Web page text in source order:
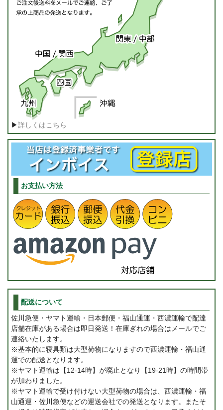
▶詳しくはこちら
お支払い方法
配送について
佐川急便・ヤマト運輸・日本郵便・福山通運・西濃運輸で配達
店舗在庫がある場合は即日発送！在庫ぎれの場合はメールでご
連絡いたします。
※基本的に寝具類は大型荷物になりますので西濃運輸・福山通
運での配送となります。
※ヤマト運輸は【12-14時】が廃止となり【19-21時】の時間帯
が加わりました。
※ヤマト運輸で受け付けない大型荷物の場合は、西濃運輸・福
山通運・佐川急便などの運送会社での発送となります。またそ